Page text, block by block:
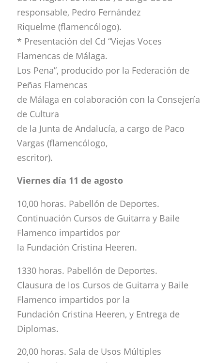
responsable, Pedro Fernández
Riquelme (flamencólogo).
* Presentación del Cd “Viejas Voces
Flamencas de Málaga.
Los Pena”, producido por la Federación de
Peñas Flamencas
de Málaga en colaboración con la Consejería
de Cultura
de la Junta de Andalucía, a cargo de Paco
Vargas (flamencólogo,
escritor).
Viernes día 11 de agosto
10,00 horas. Pabellón de Deportes.
Continuación Cursos de Guitarra y Baile
Flamenco impartidos por
la Fundación Cristina Heeren.
1330 horas. Pabellón de Deportes.
Clausura de los Cursos de Guitarra y Baile
Flamenco impartidos por la
Fundación Cristina Heeren, y Entrega de
Diplomas.
20,00 horas. Sala de Usos Múltiples